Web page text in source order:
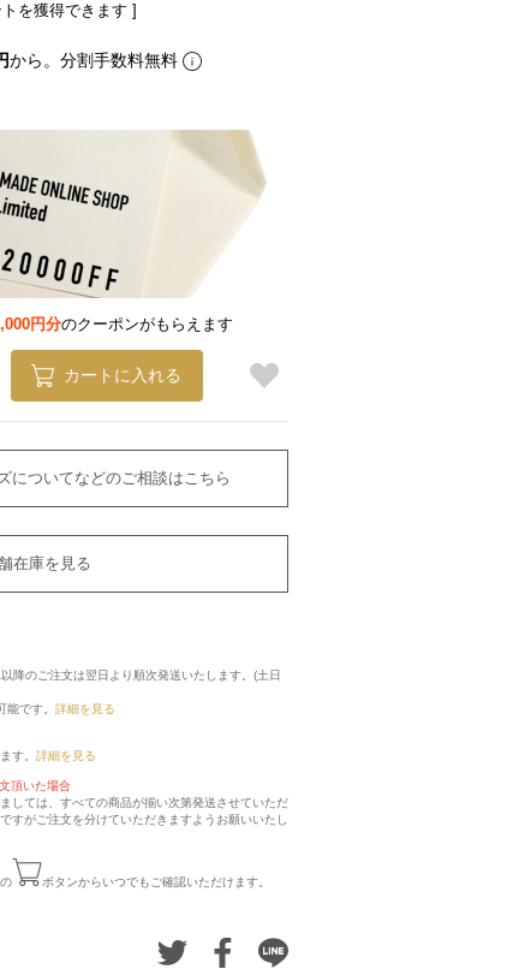
を獲得できます ]
から。分割手数料無料
円分のクーポンがもらえます
カートに入れる
についてなどのご相談はこちら
在庫を見る
降のご注文は翌日より順次発送いたします。(土日
です。 詳細を見る
す。 詳細を見る
頂いた場合
しては、すべての商品が揃い次第発送させていただ
すがご注文を分けていただきますようお願いいたし
ボタンからいつでもご確認いただけます。